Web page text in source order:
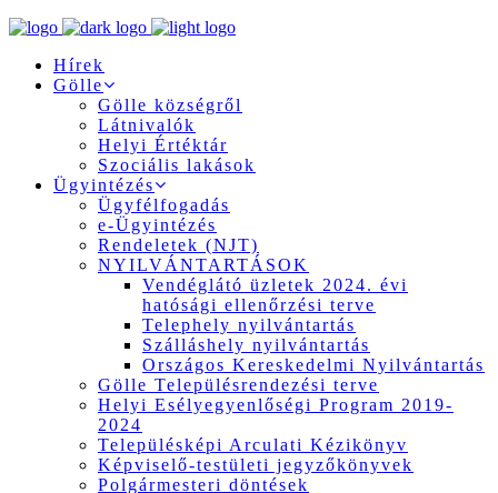
Hírek
Gölle
Gölle községről
Látnivalók
Helyi Értéktár
Szociális lakások
Ügyintézés
Ügyfélfogadás
e-Ügyintézés
Rendeletek (NJT)
NYILVÁNTARTÁSOK
Vendéglátó üzletek 2024. évi
hatósági ellenőrzési terve
Telephely nyilvántartás
Szálláshely nyilvántartás
Országos Kereskedelmi Nyilvántartás
Gölle Településrendezési terve
Helyi Esélyegyenlőségi Program 2019-
2024
Településképi Arculati Kézikönyv
Képviselő-testületi jegyzőkönyvek
Polgármesteri döntések